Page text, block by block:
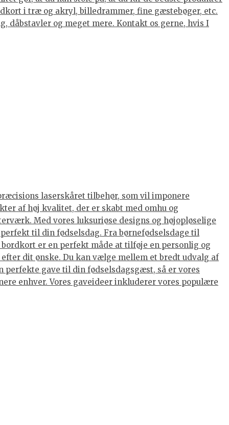
i træ og akryl, billedrammer, fine gæstebøger, etc.
og meget mere. Kontakt os gerne, hvis I
laserskåret tilbehør, som vil imponere
af høj kvalitet, der er skabt med omhu og
Med vores luksuriøse designs og højopløselige
til din fødselsdag. Fra børnefødselsdage til
er en perfekt måde at tilføje en personlig og
dit ønske. Du kan vælge mellem et bredt udvalg af
perfekte gave til din fødselsdagsgæst, så er vores
enhver. Vores gaveideer inkluderer vores populære